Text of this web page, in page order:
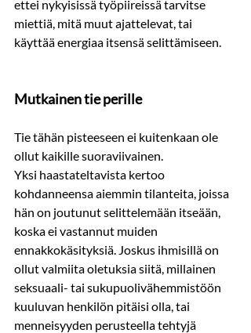
ettei nykyisissä työpiireissä tarvitse
miettiä, mitä muut ajattelevat, tai
käyttää energiaa itsensä selittämiseen.
Mutkainen tie perille
Tie tähän pisteeseen ei kuitenkaan ole
ollut kaikille suoraviivainen.
Yksi haastateltavista kertoo
kohdanneensa aiemmin tilanteita, joissa
hän on joutunut selittelemään itseään,
koska ei vastannut muiden
ennakkokäsityksiä. Joskus ihmisillä on
ollut valmiita oletuksia siitä, millainen
seksuaali- tai sukupuolivähemmistöön
kuuluvan henkilön pitäisi olla, tai
menneisyyden perusteella tehtyjä